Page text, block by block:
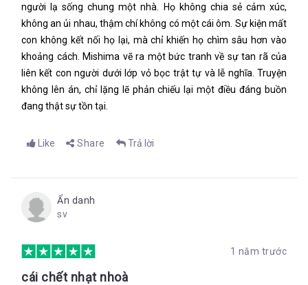
người lạ sống chung một nhà. Họ không chia sẻ cảm xúc,
không an ủi nhau, thậm chí không có một cái ôm. Sự kiện mất
con không kết nối họ lại, mà chỉ khiến họ chìm sâu hơn vào
khoảng cách. Mishima vẽ ra một bức tranh về sự tan rã của
liên kết con người dưới lớp vỏ bọc trật tự và lễ nghĩa. Truyện
không lên án, chỉ lặng lẽ phản chiếu lại một điều đáng buồn
đang thật sự tồn tại.
Like Share Trả lời
Ẩn danh
sv
1 năm trước
cái chết nhạt nhoà